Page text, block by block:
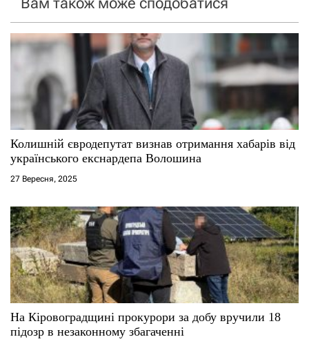
а
и
с
і
в
Колишній євродепутат визнав отримання хабарів від
українського екснардепа Волошина
27 Вересня, 2025
На Кіровоградщині прокурори за добу вручили 18
підозр в незаконному збагаченні